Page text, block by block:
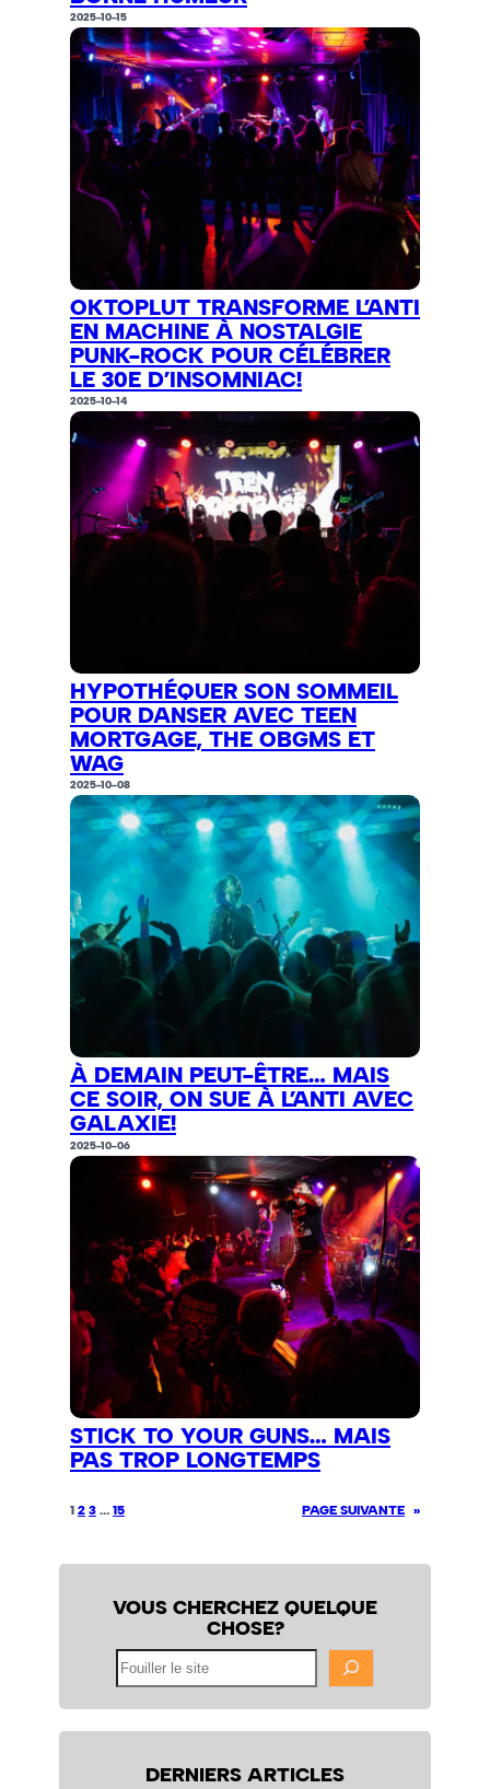
2025-10-15
OKTOPLUT TRANSFORME L’ANTI
EN MACHINE À NOSTALGIE
PUNK-ROCK POUR CÉLÉBRER
LE 30E D’INSOMNIAC!
2025-10-14
HYPOTHÉQUER SON SOMMEIL
POUR DANSER AVEC TEEN
MORTGAGE, THE OBGMS ET
WAG
2025-10-08
À DEMAIN PEUT-ÊTRE… MAIS
CE SOIR, ON SUE À L’ANTI AVEC
GALAXIE!
2025-10-06
STICK TO YOUR GUNS… MAIS
PAS TROP LONGTEMPS
1 2 3 … 15 PAGE SUIVANTE »
VOUS CHERCHEZ QUELQUE
CHOSE?
DERNIERS ARTICLES